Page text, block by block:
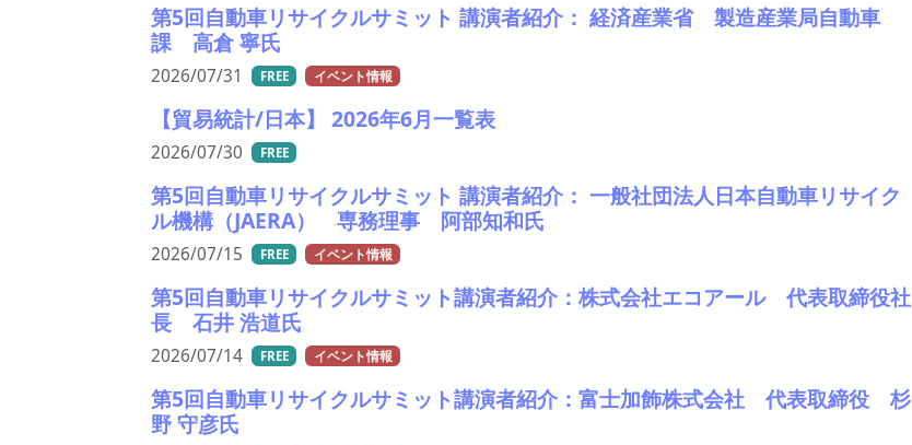
第5回自動車リサイクルサミット 講演者紹介： 経済産業省 製造産業局自動車
課 高倉 寧氏
2026/07/31 FREE イベント情報
【貿易統計/日本】 2026年6月一覧表
2026/07/30 FREE
第5回自動車リサイクルサミット 講演者紹介： 一般社団法人日本自動車リサイク
ル機構（JAERA） 専務理事 阿部知和氏
2026/07/15 FREE イベント情報
第5回自動車リサイクルサミット講演者紹介：株式会社エコアール 代表取締役社
長 石井 浩道氏
2026/07/14 FREE イベント情報
第5回自動車リサイクルサミット講演者紹介：富士加飾株式会社 代表取締役 杉
野 守彦氏